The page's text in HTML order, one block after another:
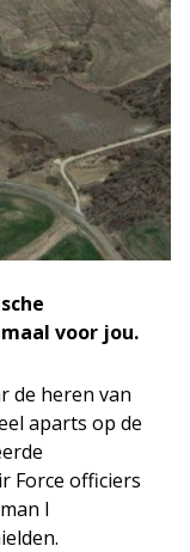
voor jou.
de heren van
aparts op de
Force officiers
I